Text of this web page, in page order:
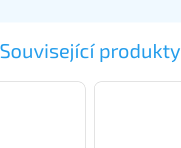
Související produkty